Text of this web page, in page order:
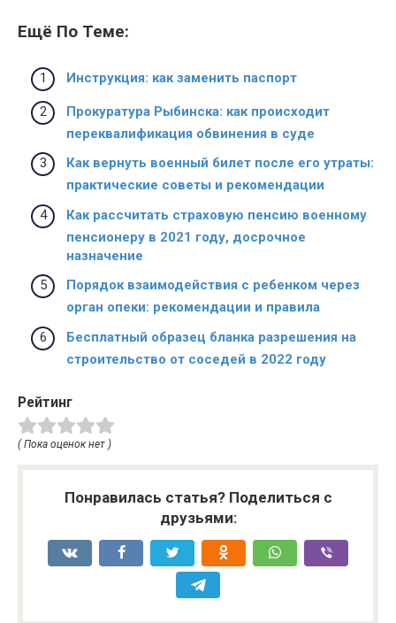
Ещё По Теме:
Инструкция: как заменить паспорт
Прокуратура Рыбинска: как происходит
переквалификация обвинения в суде
Как вернуть военный билет после его утраты:
практические советы и рекомендации
Как рассчитать страховую пенсию военному
пенсионеру в 2021 году, досрочное
назначение
Порядок взаимодействия с ребенком через
орган опеки: рекомендации и правила
Бесплатный образец бланка разрешения на
строительство от соседей в 2022 году
Рейтинг
( Пока оценок нет )
Понравилась статья? Поделиться с
друзьями: